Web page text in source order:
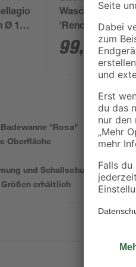
11,8
Waschbecken
'Renova' weiß
x 48 cm
99, €
"Rosa"
Oberfläche
und Schallschutz
erhältlich